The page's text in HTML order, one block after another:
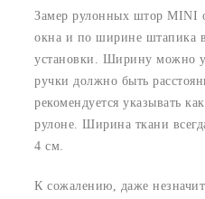
Замер рулонных штор MINI
окна и по ширине штапика
установки. Ширину можно
ручки должно быть
рекомендуется указывать
рулоне. Ширина ткани
4 см.
К сожалению, даже